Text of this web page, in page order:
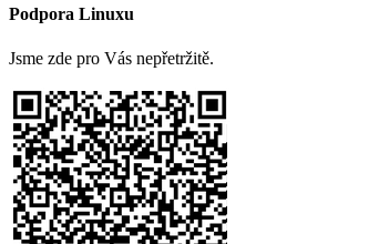
Podpora Linuxu
Jsme zde pro Vás nepřetržitě.